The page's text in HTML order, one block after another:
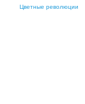
Цветные революции